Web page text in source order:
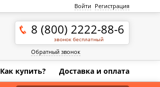
Войти Регистрация
8 (800) 2222-88-6
звонок бесплатный
Обратный звонок
Как купить? Доставка и оплата